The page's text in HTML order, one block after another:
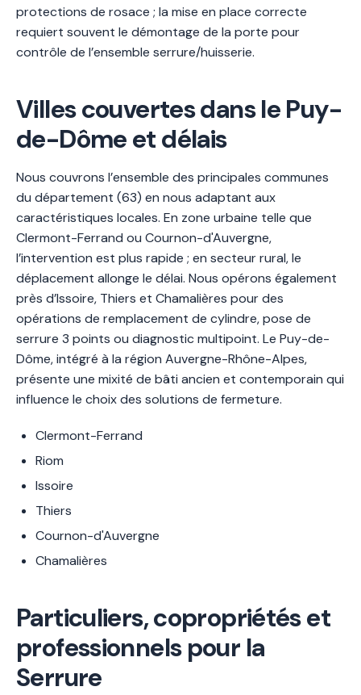
protections de rosace ; la mise en place correcte
requiert souvent le démontage de la porte pour
contrôle de l’ensemble serrure/huisserie.
Villes couvertes dans le Puy-
de-Dôme et délais
Nous couvrons l’ensemble des principales communes
du département (63) en nous adaptant aux
caractéristiques locales. En zone urbaine telle que
Clermont-Ferrand ou Cournon-d'Auvergne,
l’intervention est plus rapide ; en secteur rural, le
déplacement allonge le délai. Nous opérons également
près d’Issoire, Thiers et Chamalières pour des
opérations de remplacement de cylindre, pose de
serrure 3 points ou diagnostic multipoint. Le Puy-de-
Dôme, intégré à la région Auvergne-Rhône-Alpes,
présente une mixité de bâti ancien et contemporain qui
influence le choix des solutions de fermeture.
Clermont-Ferrand
Riom
Issoire
Thiers
Cournon-d'Auvergne
Chamalières
Particuliers, copropriétés et
professionnels pour la
Serrure